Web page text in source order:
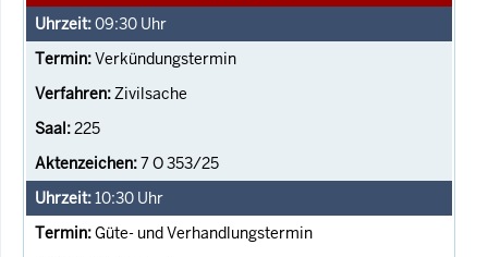
09:30 Uhr
Verkündungstermin
Zivilsache
225
7 O 353/25
10:30 Uhr
Güte- und Verhandlungstermin